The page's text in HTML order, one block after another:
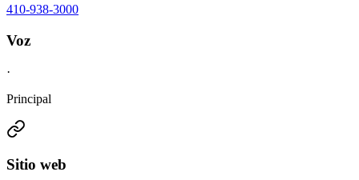
410-938-3000
Voz
·
Principal
Sitio web